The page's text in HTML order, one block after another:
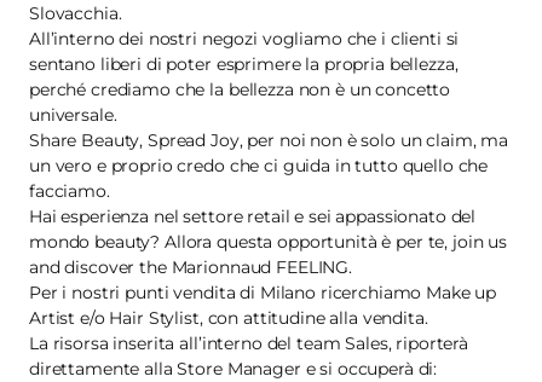
Slovacchia.
All’interno dei nostri negozi vogliamo che i clienti si
sentano liberi di poter esprimere la propria bellezza,
perché crediamo che la bellezza non è un concetto
universale.
Share Beauty, Spread Joy, per noi non è solo un claim, ma
un vero e proprio credo che ci guida in tutto quello che
facciamo.
Hai esperienza nel settore retail e sei appassionato del
mondo beauty? Allora questa opportunità è per te, join us
and discover the Marionnaud FEELING.
Per i nostri punti vendita di Milano ricerchiamo Make up
Artist e/o Hair Stylist, con attitudine alla vendita.
La risorsa inserita all’interno del team Sales, riporterà
direttamente alla Store Manager e si occuperà di: